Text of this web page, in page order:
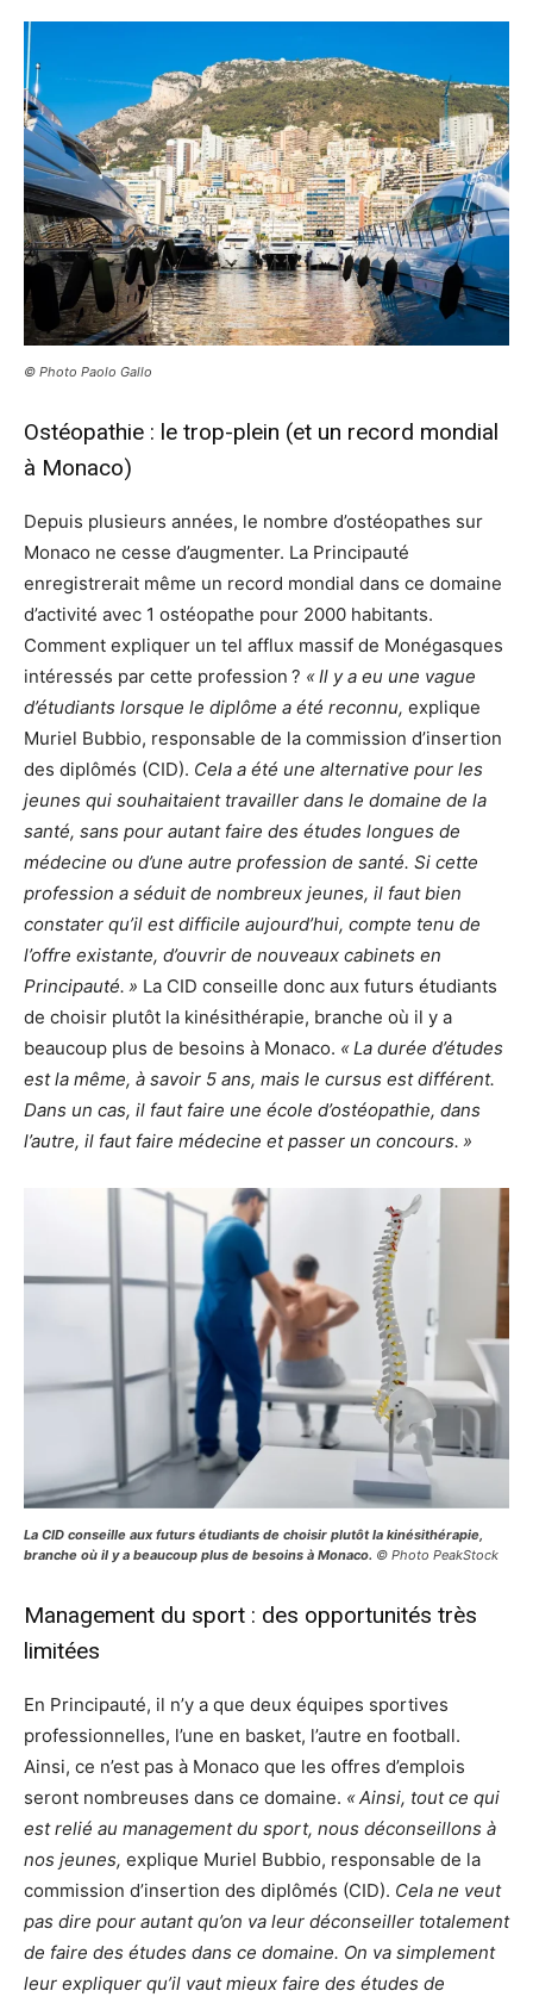
© Photo Paolo Gallo
Ostéopathie : le trop-plein (et un record mondial
à Monaco)
Depuis plusieurs années, le nombre d’ostéopathes sur
Monaco ne cesse d’augmenter. La Principauté
enregistrerait même un record mondial dans ce domaine
d’activité avec 1 ostéopathe pour 2000 habitants.
Comment expliquer un tel afflux massif de Monégasques
intéressés par cette profession ? « Il y a eu une vague
d’étudiants lorsque le diplôme a été reconnu, explique
Muriel Bubbio, responsable de la commission d’insertion
des diplômés (CID). Cela a été une alternative pour les
jeunes qui souhaitaient travailler dans le domaine de la
santé, sans pour autant faire des études longues de
médecine ou d’une autre profession de santé. Si cette
profession a séduit de nombreux jeunes, il faut bien
constater qu’il est difficile aujourd’hui, compte tenu de
l’offre existante, d’ouvrir de nouveaux cabinets en
Principauté. » La CID conseille donc aux futurs étudiants
de choisir plutôt la kinésithérapie, branche où il y a
beaucoup plus de besoins à Monaco. « La durée d’études
est la même, à savoir 5 ans, mais le cursus est différent.
Dans un cas, il faut faire une école d’ostéopathie, dans
l’autre, il faut faire médecine et passer un concours. »
La CID conseille aux futurs étudiants de choisir plutôt la kinésithérapie,
branche où il y a beaucoup plus de besoins à Monaco. © Photo PeakStock
Management du sport : des opportunités très
limitées
En Principauté, il n’y a que deux équipes sportives
professionnelles, l’une en basket, l’autre en football.
Ainsi, ce n’est pas à Monaco que les offres d’emplois
seront nombreuses dans ce domaine. « Ainsi, tout ce qui
est relié au management du sport, nous déconseillons à
nos jeunes, explique Muriel Bubbio, responsable de la
commission d’insertion des diplômés (CID). Cela ne veut
pas dire pour autant qu’on va leur déconseiller totalement
de faire des études dans ce domaine. On va simplement
leur expliquer qu’il vaut mieux faire des études de